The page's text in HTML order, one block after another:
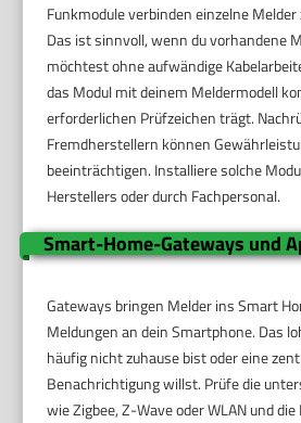
Funkmodule verbinden einzelne Melder
Das ist sinnvoll, wenn du vorhandene
möchtest ohne aufwändige
das Modul mit deinem Meldermodell
erforderlichen Prüfzeichen trägt.
Fremdherstellern können
beeinträchtigen. Installiere solche
Herstellers oder durch Fachpersonal.
Smart-Home-Gateways und
Gateways bringen Melder ins Smart
Meldungen an dein Smartphone. Das
häufig nicht zuhause bist oder eine
Benachrichtigung willst. Prüfe die
wie Zigbee, Z-Wave oder WLAN und